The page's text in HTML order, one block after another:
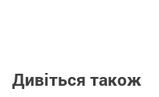
Дивіться також